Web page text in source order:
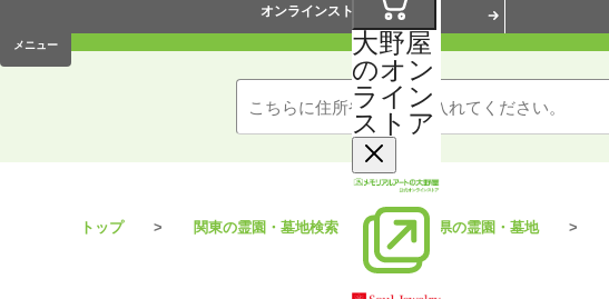
大野屋
のオン
ライン
ストア
メニュー
オンラインストア
トップ 関東の霊園・墓地検索 埼玉県の霊園・墓地